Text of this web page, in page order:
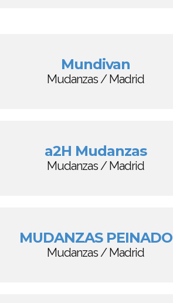
Mundivan
Mudanzas / Madrid
a2H Mudanzas
Mudanzas / Madrid
MUDANZAS PEINADO
Mudanzas / Madrid